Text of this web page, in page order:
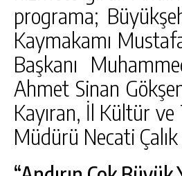
programa;
Kaymakamı
Başkanı
Ahmet Sinan
Kayıran, İl Kültür ve
Müdürü Necati